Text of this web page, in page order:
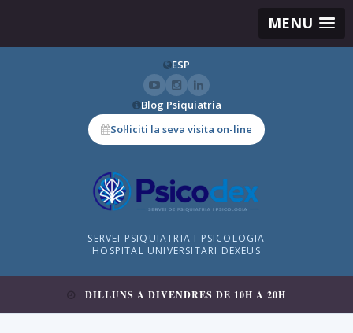
MENU
ESP
Blog Psiquiatria
Sol·liciti la seva visita on-line
SERVEI PSIQUIATRIA I PSICOLOGIA
HOSPITAL UNIVERSITARI DEXEUS
DILLUNS A DIVENDRES DE 10H A 20H